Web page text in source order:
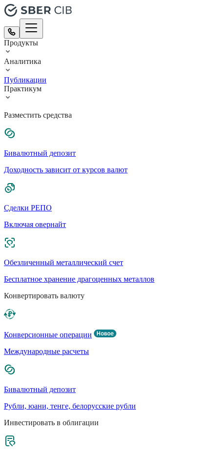
Продукты
Аналитика
Публикации
Практикум
Разместить средства
Бивалютный депозит
Доходность зависит от курсов валют
Сделки РЕПО
Включая овернайт
Обезличенный металлический счет
Бесплатное хранение драгоценных металлов
Конвертировать валюту
Конверсионные операции
Международные расчеты
Бивалютный депозит
Рубли, юани, тенге, белорусские рубли
Инвестировать в облигации